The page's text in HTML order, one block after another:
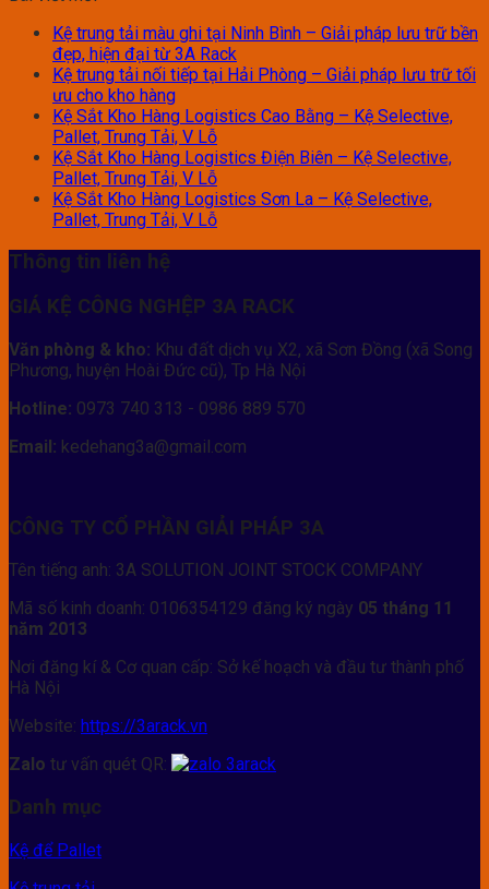
Kệ trung tải màu ghi tại Ninh Bình – Giải pháp lưu trữ bền
đẹp, hiện đại từ 3A Rack
Kệ trung tải nối tiếp tại Hải Phòng – Giải pháp lưu trữ tối
ưu cho kho hàng
Kệ Sắt Kho Hàng Logistics Cao Bằng – Kệ Selective,
Pallet, Trung Tải, V Lỗ
Kệ Sắt Kho Hàng Logistics Điện Biên – Kệ Selective,
Pallet, Trung Tải, V Lỗ
Kệ Sắt Kho Hàng Logistics Sơn La – Kệ Selective,
Pallet, Trung Tải, V Lỗ
Thông tin liên hệ
GIÁ KỆ CÔNG NGHỆP 3A RACK
Văn phòng & kho: Khu đất dịch vụ X2, xã Sơn Đồng (xã Song
Phương, huyện Hoài Đức cũ), Tp Hà Nội
Hotline: 0973 740 313 - 0986 889 570
Email: kedehang3a@gmail.com
CÔNG TY CỔ PHẦN GIẢI PHÁP 3A
Tên tiếng anh: 3A SOLUTION JOINT STOCK COMPANY
Mã số kinh doanh: 0106354129 đăng ký ngày 05 tháng 11
năm 2013
Nơi đăng kí & Cơ quan cấp: Sở kế hoạch và đầu tư thành phố
Hà Nội
Website: https://3arack.vn
Zalo tư vấn quét QR:
Danh mục
Kệ để Pallet